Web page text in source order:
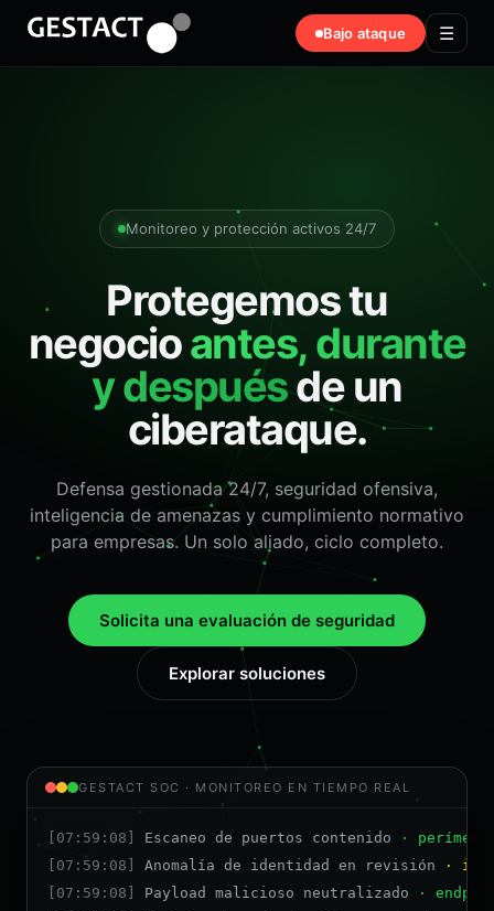
Bajo ataque ☰
Monitoreo y protección activos 24/7
Protegemos tu
negocioantes, durante
y despuésde un
ciberataque.
Defensa gestionada 24/7, seguridad ofensiva,
inteligencia de amenazas y cumplimiento normativo
para empresas. Un solo aliado, ciclo completo.
Solicita una evaluación de seguridad
Explorar soluciones
GESTACT SOC · MONITOREO EN TIEMPO REAL
[07:59:08] Escaneo de puertos contenido
·
[07:59:08]
Anomalía de identidad en revisión
·
[07:59:08]
Payload malicioso neutralizado
·